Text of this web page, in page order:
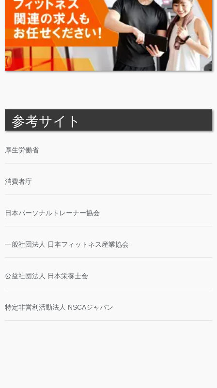
参考サイト
厚生労働省
消費者庁
日本パーソナルトレーナー協会
一般社団法人 日本フィットネス産業協会
公益社団法人 日本栄養士会
特定非営利活動法人 NSCAジャパン